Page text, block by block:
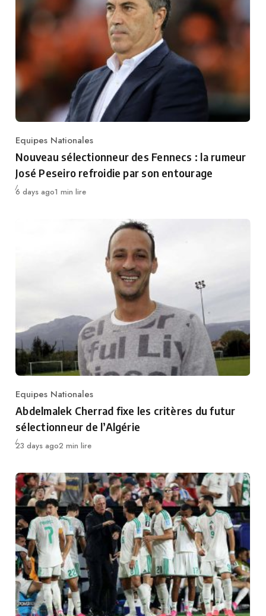
Category
Equipes Nationales
Nouveau sélectionneur des Fennecs : la rumeur
José Peseiro refroidie par son entourage
Publié
6 days ago1 min lire
Category
Equipes Nationales
Abdelmalek Cherrad fixe les critères du futur
sélectionneur de l’Algérie
Publié
23 days ago2 min lire